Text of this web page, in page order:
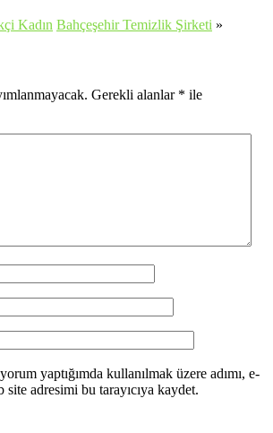
Kadın Bahçeşehir Temizlik Şirketi »
Gerekli alanlar * ile
yaptığımda kullanılmak üzere adımı, e-
adresimi bu tarayıcıya kaydet.